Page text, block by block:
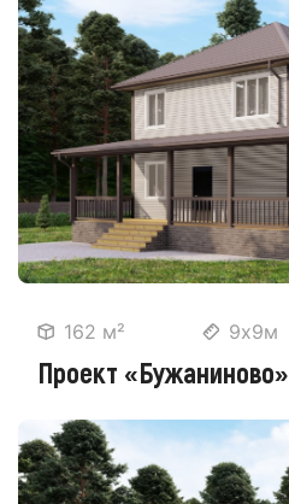
162 м² 9х9м
Проект «Бужаниново»